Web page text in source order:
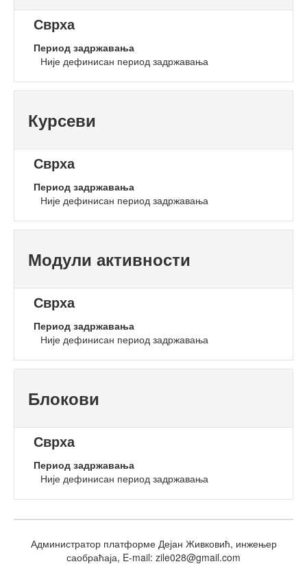
Сврха
Период задржавања
Није дефинисан период задржавања
Курсеви
Сврха
Период задржавања
Није дефинисан период задржавања
Модули активности
Сврха
Период задржавања
Није дефинисан период задржавања
Блокови
Сврха
Период задржавања
Није дефинисан период задржавања
Администратор платформе Дејан Живковић, инжењер
саобраћаја, E-mail: zile028@gmail.com